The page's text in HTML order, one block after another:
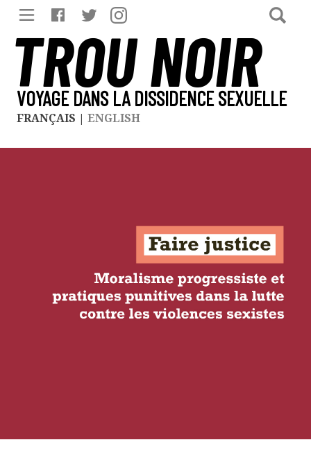
TROU NOIR
VOYAGE DANS LA DISSIDENCE SEXUELLE
FRANÇAIS | ENGLISH